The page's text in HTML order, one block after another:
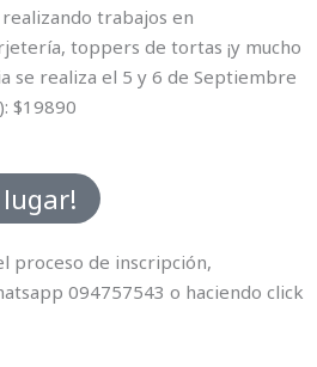
trabajos en
toppers de tortas ¡y mucho
se realiza el 5 y 6 de Septiembre
$19890
proceso de inscripción,
094757543 o haciendo click